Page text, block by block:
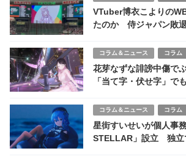
VTuber博衣こよりの
たのか 侍ジャパン敗
コラム＆ニュース コラム
花芽なずな誹謗中傷で
「当て字・伏せ字」で
コラム＆ニュース コラム
星街すいせいが個人事
STELLAR」設立 独立